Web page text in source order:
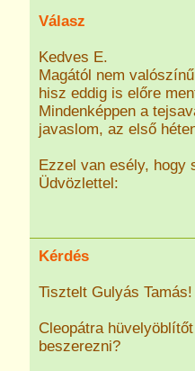
Válasz
Kedves E.
Magától nem
hisz eddig is előre
Mindenképpen a
javaslom, az első
Ezzel van esély, hogy
Üdvözlettel:
Kérdés
Tisztelt Gulyás Tamás!
Cleopátra
beszerezni?